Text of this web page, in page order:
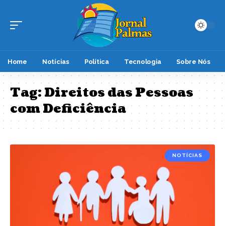
Home Notícias Política Tecnologia Sobre Nós
Tag:Direitos das Pessoas
com Deficiência
NOTÍCIAS